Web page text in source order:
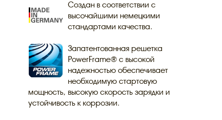
Создан в соответствии с
высочайшими немецкими
стандартами качества.
Запатентованная решетка
PowerFrame® с высокой
надежностью обеспечивает
необходимую стартовую
мощность, высокую скорость зарядки и
устойчивость к коррозии.